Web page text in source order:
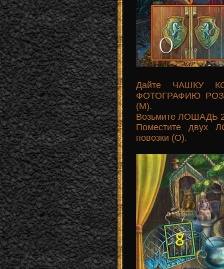
Дайте ЧАШКУ
ФОТОГРАФИЮ
(M).
Возьмите ЛОШАДЬ
Поместите двух
повозки (O).